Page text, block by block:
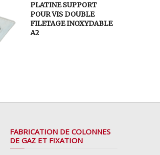
PLATINE SUPPORT
POUR VIS DOUBLE
FILETAGE INOXYDABLE
A2
FABRICATION DE COLONNES
DE GAZ ET FIXATION